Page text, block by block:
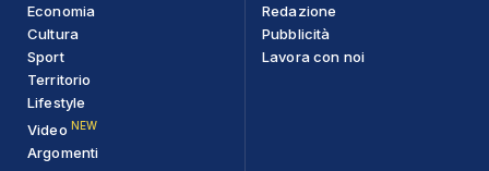
Economia
Cultura
Sport
Territorio
Lifestyle
Video NEW
Argomenti
Redazione
Pubblicità
Lavora con noi